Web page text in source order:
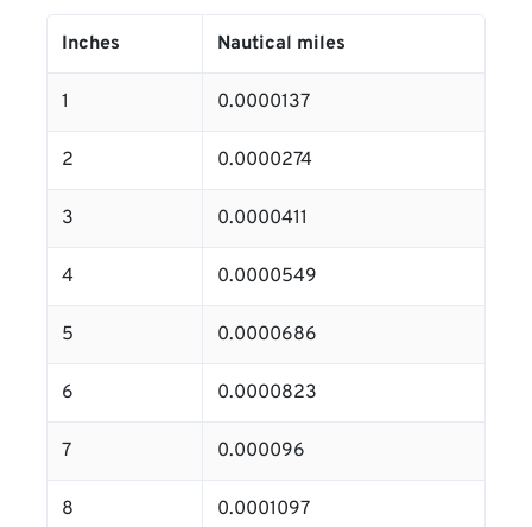
Inches Nautical miles
1 0.0000137
2 0.0000274
3 0.0000411
4 0.0000549
5 0.0000686
6 0.0000823
7 0.000096
8 0.0001097